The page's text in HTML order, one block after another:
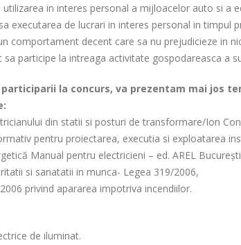
utilizarea in interes personal a mijloacelor auto si a
executarea de lucrari in interes personal in timpul
comportament decent care sa nu prejudicieze in
sa participe la intreaga activitate gospodareasca a
participarii la concurs, va prezentam mai jos
din statii si posturi de transformare/Ion
pentru proiectarea, executia si exploatarea
Manual pentru electricieni – ed. AREL
si sanatatii in munca- Legea 319/2006,
privind apararea impotriva incendiilor.
de iluminat.